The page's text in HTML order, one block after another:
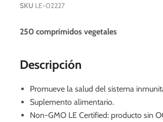
SKU LE-02227
250 comprimidos vegetales
Descripción
Promueve la salud del sistema
Suplemento alimentario.
Non-GMO LE Certified: producto sin